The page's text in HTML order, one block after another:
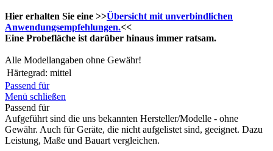
Hier erhalten Sie eine >>Übersicht mit unverbindlichen
Anwendungsempfehlungen.<<
Eine Probefläche ist darüber hinaus immer ratsam.
Alle Modellangaben ohne Gewähr!
Härtegrad: mittel
Passend für
Menü schließen
Passend für
Aufgeführt sind die uns bekannten Hersteller/Modelle - ohne
Gewähr. Auch für Geräte, die nicht aufgelistet sind, geeignet. Dazu
Leistung, Maße und Bauart vergleichen.